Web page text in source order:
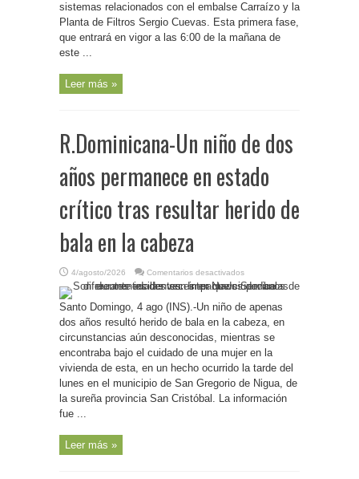
primera
fase
del
plan
de
sistemas relacionados con el embalse Carraízo y la
Planta de Filtros Sergio Cuevas. Esta primera fase,
que entrará en vigor a las 6:00 de la mañana de
este ...
Leer más »
R.Dominicana-Un niño de dos
años permanece en estado
crítico tras resultar herido de
bala en la cabeza
4/agosto/2026 Comentarios desactivados
R.Dominicana-
Un
de
dos
años
permanece
en
estado
tras
resultar
herido
de
bala
Santo Domingo, 4 ago (INS).-Un niño de apenas
dos años resultó herido de bala en la cabeza, en
circunstancias aún desconocidas, mientras se
encontraba bajo el cuidado de una mujer en la
vivienda de esta, en un hecho ocurrido la tarde del
lunes en el municipio de San Gregorio de Nigua, de
la sureña provincia San Cristóbal. La información
fue ...
Leer más »